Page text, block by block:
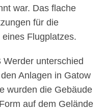
war. Das flache
für die
Flugplatzes.
unterschied
Anlagen in Gatow
wurden die Gebäude
auf dem Gelände